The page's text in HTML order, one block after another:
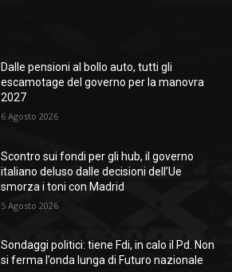
Dalle pensioni al bollo auto, tutti gli
escamotage del governo per la manovra
2027
6 Agosto 2026
Scontro sui fondi per gli hub, il governo
italiano deluso dalle decisioni dell’Ue
smorza i toni con Madrid
5 Agosto 2026
Sondaggi politici: tiene Fdi, in calo il Pd. Non
si ferma l’onda lunga di Futuro nazionale